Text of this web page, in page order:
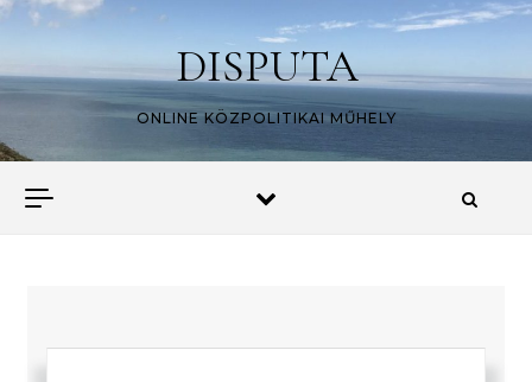
Skip to content
DISPUTA
ONLINE KÖZPOLITIKAI MŰHELY